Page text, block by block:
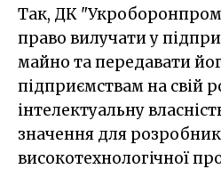
Так, ДК
право вилучати у
майно та передавати
підприємствам на свій
інтелектуальну
значення для
високотехнологічної